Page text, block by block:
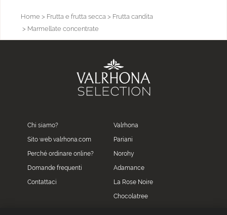
Home > Frutta e frutta secca > Frutta candita
> Marmellate concentrate
Chi siamo?
Sito web valrhona.com
Perché ordinare online?
Domande frequenti
Contattaci
Valrhona
Pariani
Norohy
Adamance
La Rose Noire
Chocolatree